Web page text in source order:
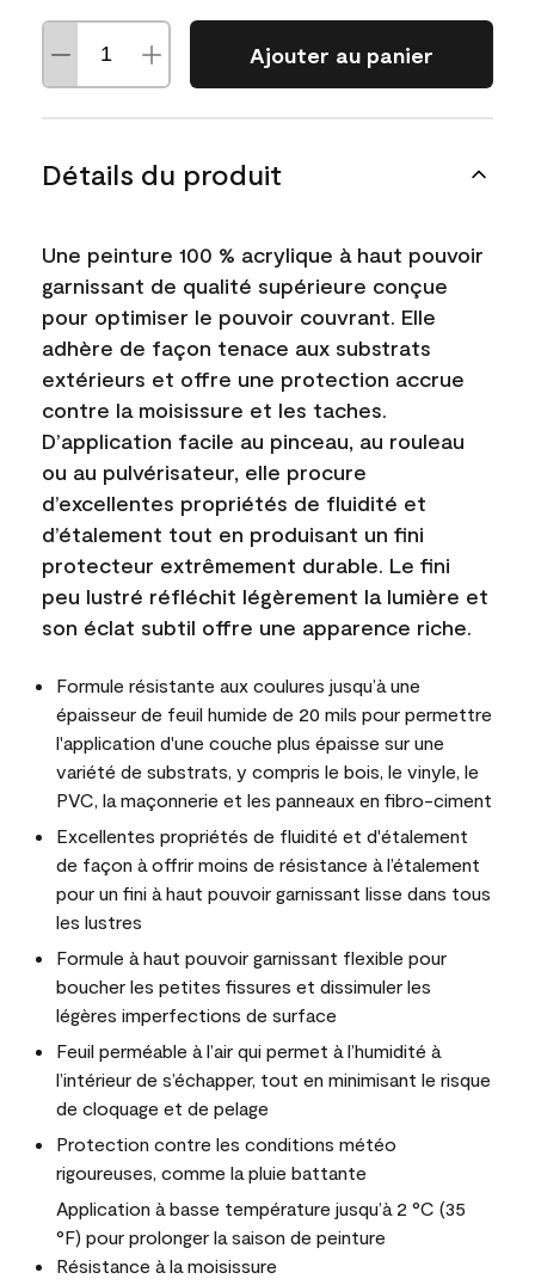
Ajouter au panier
Détails du produit
Une peinture 100 % acrylique à haut pouvoir
garnissant de qualité supérieure conçue
pour optimiser le pouvoir couvrant. Elle
adhère de façon tenace aux substrats
extérieurs et offre une protection accrue
contre la moisissure et les taches.
D’application facile au pinceau, au rouleau
ou au pulvérisateur, elle procure
d’excellentes propriétés de fluidité et
d’étalement tout en produisant un fini
protecteur extrêmement durable. Le fini
peu lustré réfléchit légèrement la lumière et
son éclat subtil offre une apparence riche.
Formule résistante aux coulures jusqu’à une
épaisseur de feuil humide de 20 mils pour permettre
l'application d'une couche plus épaisse sur une
variété de substrats, y compris le bois, le vinyle, le
PVC, la maçonnerie et les panneaux en fibro-ciment
Excellentes propriétés de fluidité et d'étalement
de façon à offrir moins de résistance à l’étalement
pour un fini à haut pouvoir garnissant lisse dans tous
les lustres
Formule à haut pouvoir garnissant flexible pour
boucher les petites fissures et dissimuler les
légères imperfections de surface
Feuil perméable à l’air qui permet à l’humidité à
l’intérieur de s’échapper, tout en minimisant le risque
de cloquage et de pelage
Protection contre les conditions météo
rigoureuses, comme la pluie battante
Application à basse température jusqu’à 2 °C (35
°F) pour prolonger la saison de peinture
Résistance à la moisissure